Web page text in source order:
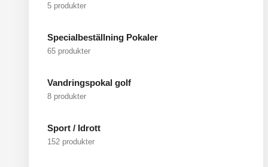
5 produkter
Specialbeställning Pokaler
65 produkter
Vandringspokal golf
8 produkter
Sport / Idrott
152 produkter